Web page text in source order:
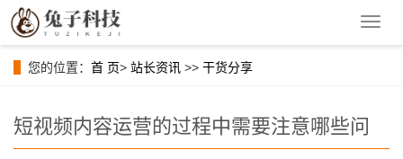
导
您的位置： 首 页> 站长资讯 >> 干货分享
短视频内容运营的过程中需要注意哪些问